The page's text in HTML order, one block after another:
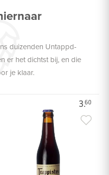
duizenden Untappd-
er het dichtst bij, en die
je klaar.
3.60